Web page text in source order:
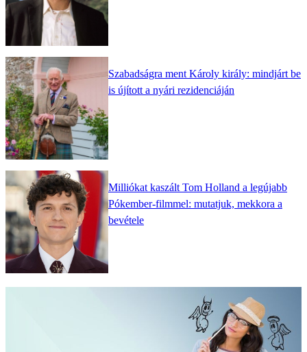
Szabadságra ment Károly király: mindjárt be
is újított a nyári rezidenciáján
Milliókat kaszált Tom Holland a legújabb
Pókember-filmmel: mutatjuk, mekkora a
bevétele